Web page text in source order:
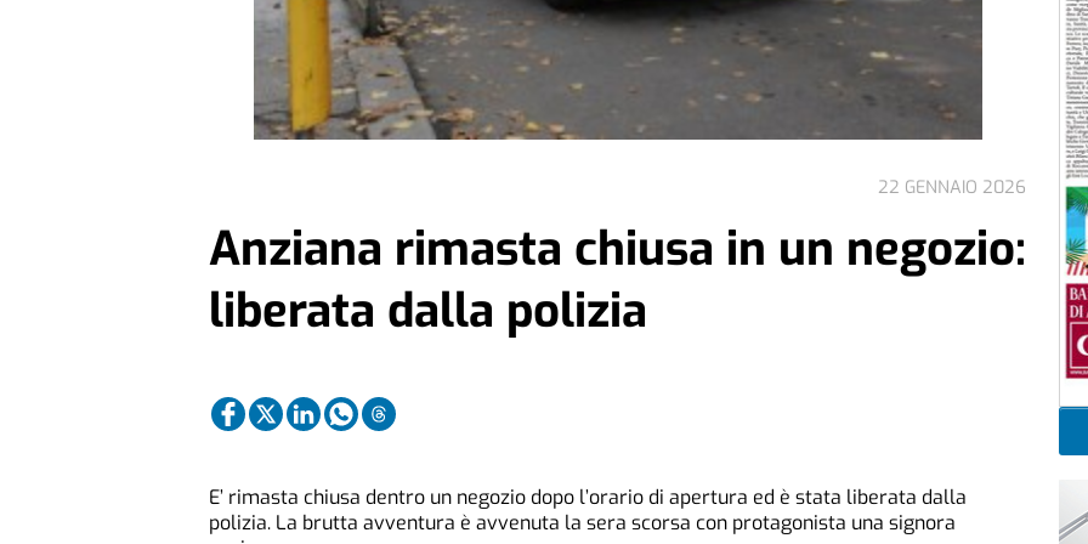
22 GENNAIO 2026
Anziana rimasta chiusa in un negozio:
liberata dalla polizia
E’ rimasta chiusa dentro un negozio dopo l’orario di apertura ed è stata liberata dalla
polizia. La brutta avventura è avvenuta la sera scorsa con protagonista una signora